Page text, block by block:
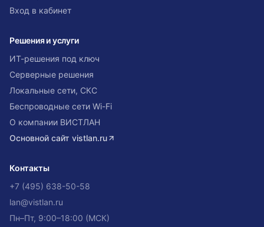
Вход в кабинет
Решения и услуги
ИТ-решения под ключ
Серверные решения
Локальные сети, СКС
Беспроводные сети Wi-Fi
О компании ВИСТЛАН
Основной сайт vistlan.ru
Контакты
+7 (495) 638-50-58
lan@vistlan.ru
Пн–Пт, 9:00–18:00 (МСК)